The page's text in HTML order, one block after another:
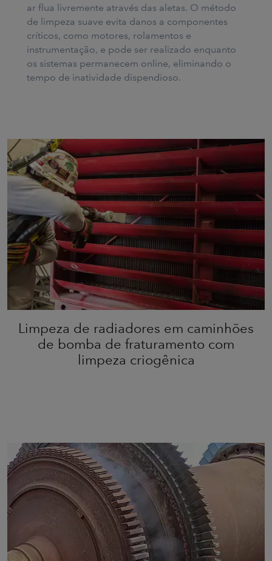
ar flua livremente através das aletas. O método
de limpeza suave evita danos a componentes
críticos, como motores, rolamentos e
instrumentação, e pode ser realizado enquanto
os sistemas permanecem online, eliminando o
tempo de inatividade dispendioso.
Limpeza de radiadores em caminhões
de bomba de fraturamento com
limpeza criogênica